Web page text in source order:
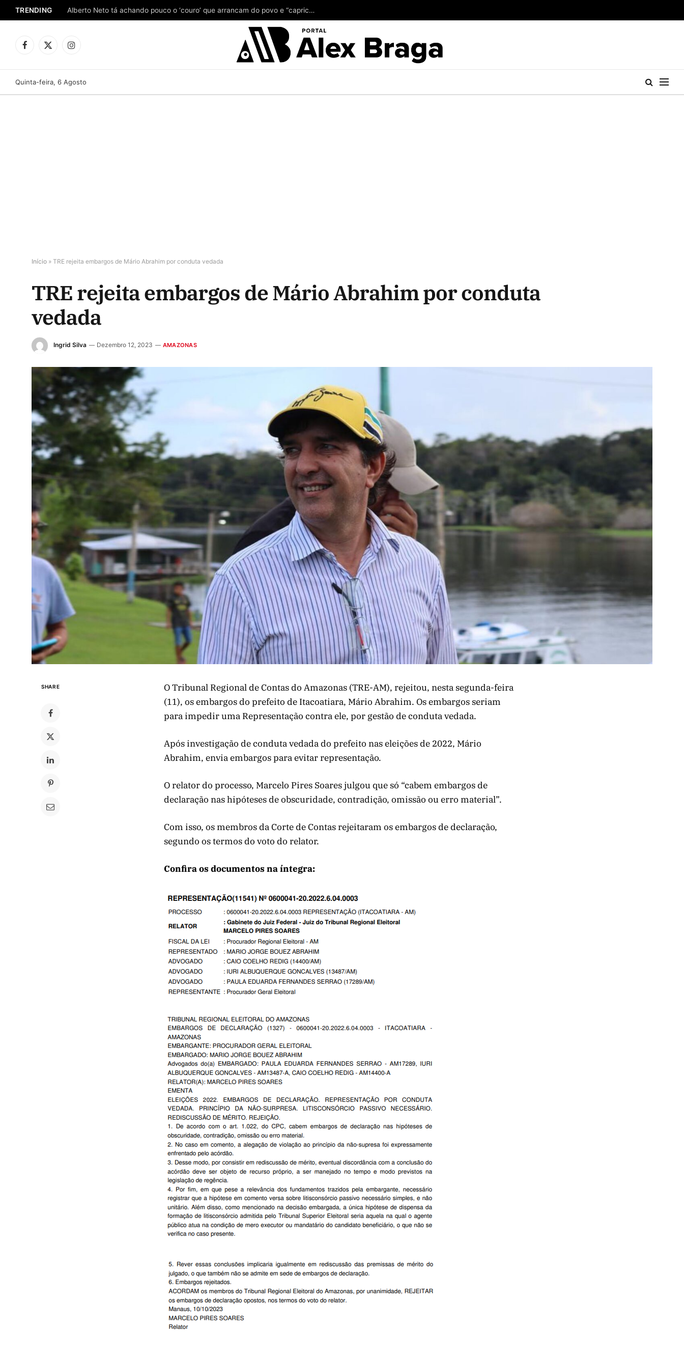
TRENDING Alberto Neto tá achando pouco o ‘couro’ que arrancam do povo e “capricha” no suplente
Facebook
X
Instagram
Quinta-feira, 6 Agosto
Início » TRE rejeita embargos de Mário Abrahim por conduta vedada
TRE rejeita embargos de Mário Abrahim por conduta
vedada
Ingrid Silva Dezembro 12, 2023 AMAZONAS
SHARE
O Tribunal Regional de Contas do Amazonas (TRE-AM), rejeitou, nesta segunda-feira
(11), os embargos do prefeito de Itacoatiara, Mário Abrahim. Os embargos seriam
para impedir uma Representação contra ele, por gestão de conduta vedada.
Após investigação de conduta vedada do prefeito nas eleições de 2022, Mário
Abrahim, envia embargos para evitar representação.
O relator do processo, Marcelo Pires Soares julgou que só “cabem embargos de
declaração nas hipóteses de obscuridade, contradição, omissão ou erro material”.
Com isso, os membros da Corte de Contas rejeitaram os embargos de declaração,
segundo os termos do voto do relator.
Confira os documentos na íntegra: